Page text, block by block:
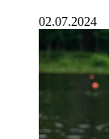
02.07.2024